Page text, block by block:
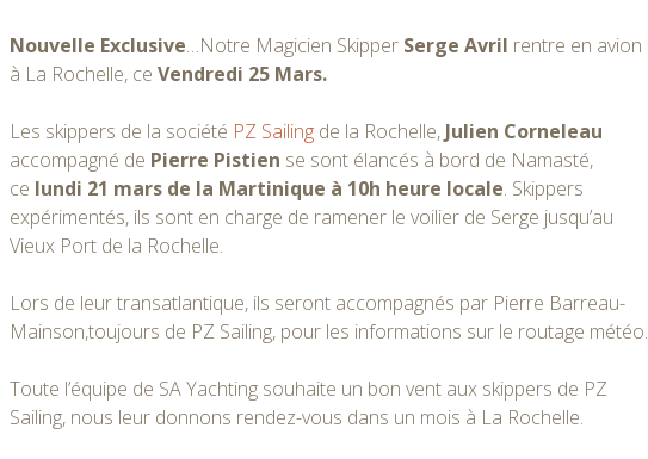
Nouvelle Exclusive…Notre Magicien Skipper Serge Avril rentre en avion
à La Rochelle, ce Vendredi 25 Mars.
Les skippers de la société PZ Sailing de la Rochelle, Julien Corneleau
accompagné de Pierre Pistien se sont élancés à bord de Namasté,
ce lundi 21 mars de la Martinique à 10h heure locale. Skippers
expérimentés, ils sont en charge de ramener le voilier de Serge jusqu’au
Vieux Port de la Rochelle.
Lors de leur transatlantique, ils seront accompagnés par Pierre Barreau-
Mainson,toujours de PZ Sailing, pour les informations sur le routage météo.
Toute l’équipe de SA Yachting souhaite un bon vent aux skippers de PZ
Sailing, nous leur donnons rendez-vous dans un mois à La Rochelle.